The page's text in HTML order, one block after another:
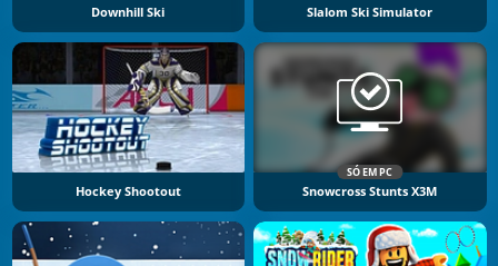
Downhill Ski Slalom Ski Simulator
Hockey Shootout
SÓ EM PC
Snowcross Stunts X3M